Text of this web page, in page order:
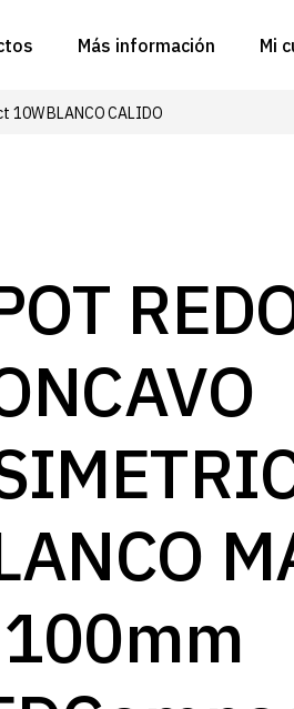
Más información
FAQs
Proyectos
Zona de inspiración
Blog
Mi
10W BLANCO CALIDO